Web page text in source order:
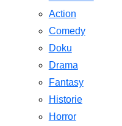
Action
Comedy
Doku
Drama
Fantasy
Historie
Horror